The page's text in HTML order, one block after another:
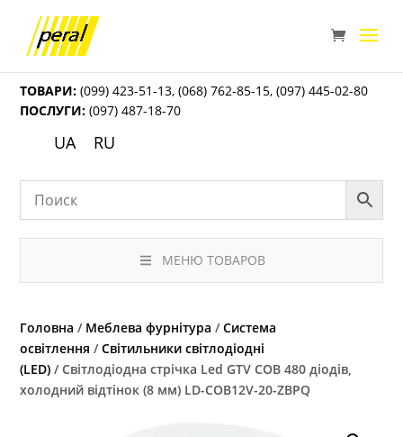
ТОВАРИ: (099) 423-51-13,(068) 762-85-15,(097) 445-02-80
ПОСЛУГИ: (097) 487-18-70
UA RU
МЕНЮ ТОВАРОВ
Головна / Меблева фурнітура /Система
освітлення /Світильники світлодіодні
(LED) / Світлодіодна стрічка Led GTV COB 480 діодів,
холодний відтінок (8 мм) LD-COB12V-20-ZBPQ